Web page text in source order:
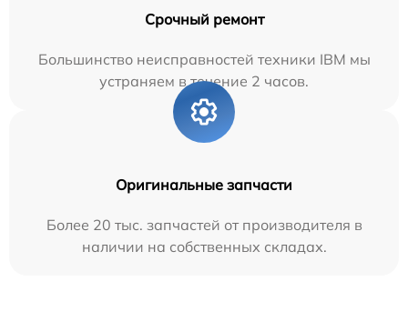
Срочный ремонт
Большинство неисправностей техники IBM мы
устраняем в течение 2 часов.
Оригинальные запчасти
Более 20 тыс. запчастей от производителя в
наличии на собственных складах.